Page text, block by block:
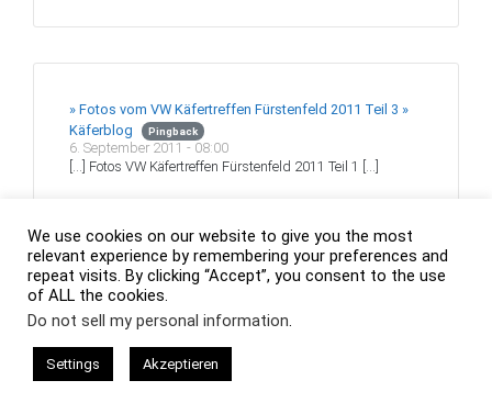
» Fotos vom VW Käfertreffen Fürstenfeld 2011 Teil 3 »
Käferblog
Pingback
6. September 2011 - 08:00
[…] Fotos VW Käfertreffen Fürstenfeld 2011 Teil 1 […]
Antworten
7. September 2011 - 09:23
We use cookies on our website to give you the most
relevant experience by remembering your preferences and
repeat visits. By clicking “Accept”, you consent to the use
of ALL the cookies.
Do not sell my personal information.
Settings Akzeptieren